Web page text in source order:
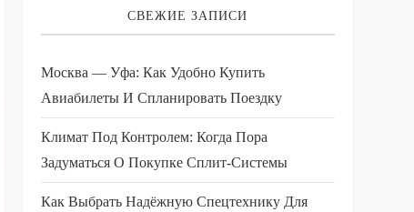
СВЕЖИЕ ЗАПИСИ
Москва — Уфа: Как Удобно Купить
Авиабилеты И Спланировать Поездку
Климат Под Контролем: Когда Пора
Задуматься О Покупке Сплит-Системы
Как Выбрать Надёжную Спецтехнику Для